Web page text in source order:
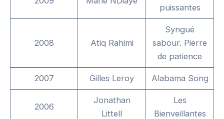
puissantes
2008 Atiq Rahimi
Syngué
sabour. Pierre
de patience
2007 Gilles Leroy Alabama Song
2006
Jonathan
Littell
Les
Bienveillantes